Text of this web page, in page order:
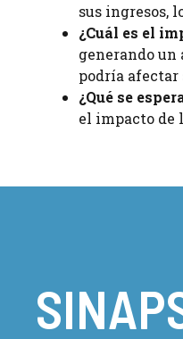
sus ingresos,
¿Cuál es el
generando un
podría afectar
¿Qué se
el impacto de